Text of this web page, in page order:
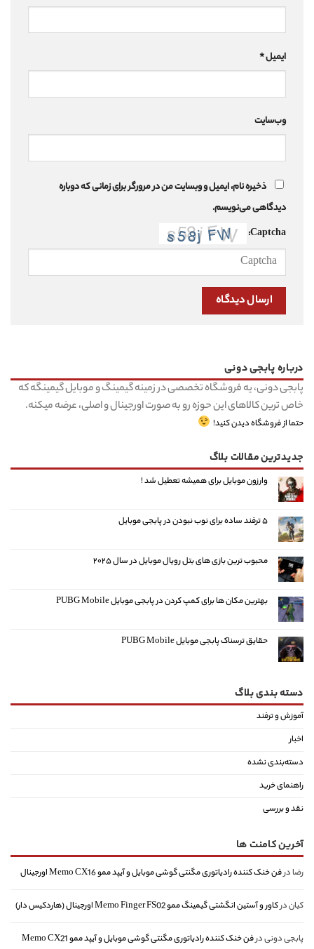
ایمیل*
وب‌سایت
ذخیره نام، ایمیل و وبسایت من در مرورگر برای زمانی که دوباره
دیدگاهی می‌نویسم.
Captcha:
درباره پابجی دونی
پابجی دونی، یه فروشگاه تخصصی در زمینه گیمینگ و موبایل گیمینگه که
خاص ترین کالاهای این حوزه رو به صورت اورجینال و اصلی، عرضه میکنه.
حتما از فروشگاه دیدن کنید!
جدیدترین مقالات بلاگ
وارزون موبایل برای همیشه تعطیل شد !
۵ ترفند ساده برای نوب نبودن در پابجی موبایل
محبوب ترین بازی های بتل رویال موبایل در سال ۲۰۲۵
بهترین مکان ها برای کمپ کردن در پابجی موبایل PUBG Mobile
حقایق ترسناک پابجی موبایل PUBG Mobile
دسته بندی بلاگ
آموزش و ترفند
اخبار
دسته‌بندی نشده
راهنمای خرید
نقد و بررسی
آخرین کامنت ها
رضادرفن خنک کننده رادیاتوری مگنتی گوشی موبایل و آیپد ممو Memo CX16 اورجینال
کیاندرکاور و آستین انگشتی گیمینگ ممو Memo Finger FS02 اورجینال (هاردکیس دار)
پابجی دونیدر
فن خنک کننده رادیاتوری مگنتی گوشی موبایل و آیپد ممو Memo CX21